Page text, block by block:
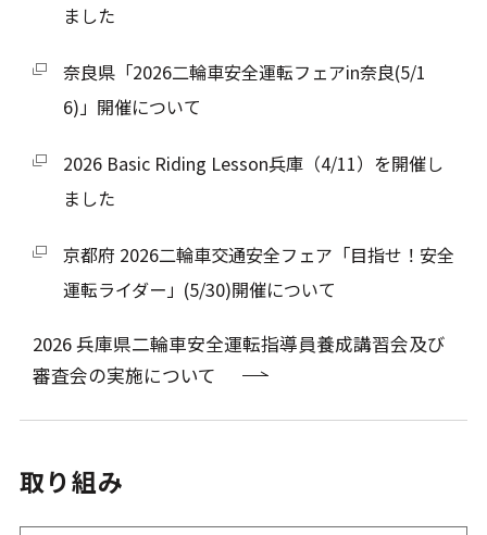
ました
奈良県「2026二輪車安全運転フェアin奈良(5/1
6)」開催について
2026 Basic Riding Lesson兵庫（4/11）を開催し
ました
京都府 2026二輪車交通安全フェア「目指せ！安全
運転ライダー」(5/30)開催について
2026 兵庫県二輪車安全運転指導員養成講習会及び
審査会の実施について
取り組み